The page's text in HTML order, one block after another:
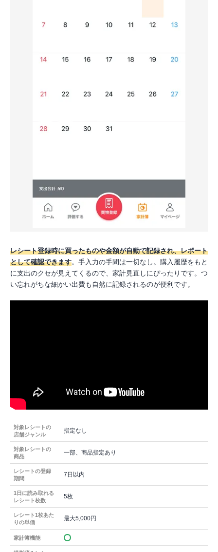
レシート登録時に買ったものや金額が自動で記録され、レポート
として確認できます。手入力の手間は一切なし。購入履歴をもと
に支出のクセが見えてくるので、家計見直しにぴったりです。つ
い忘れがちな細かい出費も自然に記録されるのが便利です。
対象レシートの
店舗ジャンル
指定なし
対象レシートの
商品
一部、商品指定あり
レシートの登録
期間
7日以内
1日に読み取れる
レシート枚数
5枚
レシート1枚あた
りの単価
最大5,000円
家計簿機能